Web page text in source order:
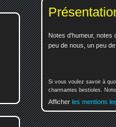
Notes d'humeur, notes
peu de nous, un peu
Si vous voulez savoir à
charmantes bestioles.
Afficher les mentions